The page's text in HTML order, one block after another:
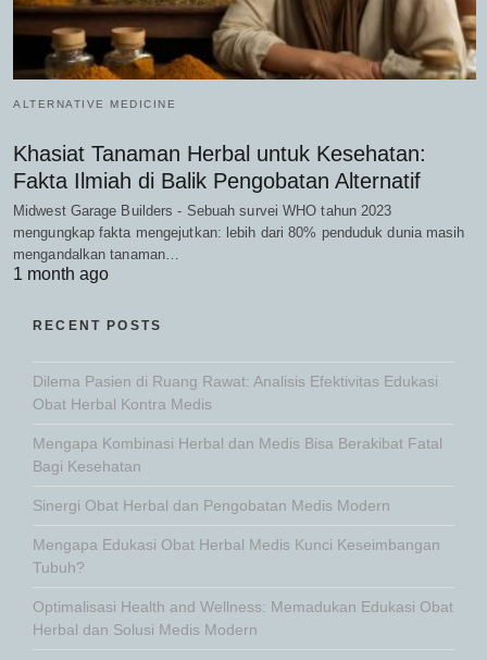
ALTERNATIVE MEDICINE
Khasiat Tanaman Herbal untuk Kesehatan:
Fakta Ilmiah di Balik Pengobatan Alternatif
Midwest Garage Builders - Sebuah survei WHO tahun 2023
mengungkap fakta mengejutkan: lebih dari 80% penduduk dunia masih
mengandalkan tanaman…
1 month ago
RECENT POSTS
Dilema Pasien di Ruang Rawat: Analisis Efektivitas Edukasi
Obat Herbal Kontra Medis
Mengapa Kombinasi Herbal dan Medis Bisa Berakibat Fatal
Bagi Kesehatan
Sinergi Obat Herbal dan Pengobatan Medis Modern
Mengapa Edukasi Obat Herbal Medis Kunci Keseimbangan
Tubuh?
Optimalisasi Health and Wellness: Memadukan Edukasi Obat
Herbal dan Solusi Medis Modern